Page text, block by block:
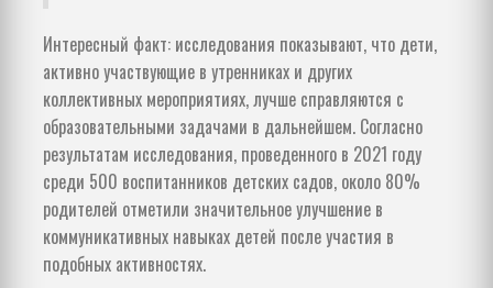
Интересный факт: исследования показывают, что дети,
активно участвующие в утренниках и других
коллективных мероприятиях, лучше справляются с
образовательными задачами в дальнейшем. Согласно
результатам исследования, проведенного в 2021 году
среди 500 воспитанников детских садов, около 80%
родителей отметили значительное улучшение в
коммуникативных навыках детей после участия в
подобных активностях.